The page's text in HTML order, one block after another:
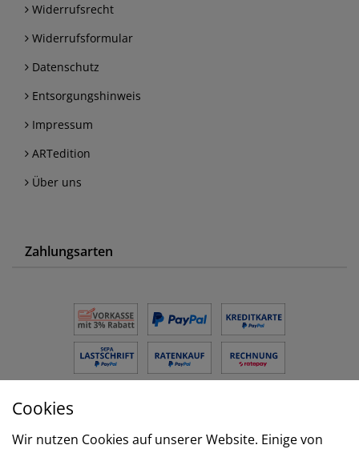
Widerrufsrecht
Widerrufsformular
Datenschutz
Entsorgungshinweis
Impressum
ARTedition
Über uns
Zahlungsarten
Versand
Cookies
Wir nutzen Cookies auf unserer Website. Einige von